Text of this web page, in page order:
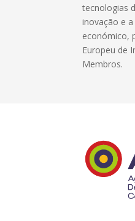
tecnologias
inovação e
económico,
Europeu de
Membros.